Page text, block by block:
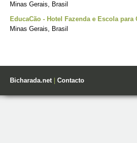
Minas Gerais, Brasil
EducaCão - Hotel Fazenda e Escola para
Minas Gerais, Brasil
Bicharada.net| Contacto